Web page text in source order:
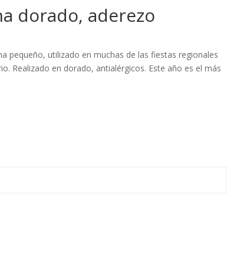
dorado, aderezo
pequeño, utilizado en muchas de las fiestas regionales
Realizado en dorado, antialérgicos. Este año es el más